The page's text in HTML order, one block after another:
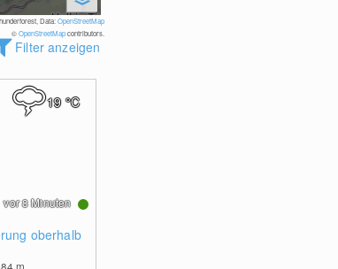
Data:OpenStreetMap
©OpenStreetMapcontributors.
Filter anzeigen
oberhalb
m
19°C
vor 8 Minuten